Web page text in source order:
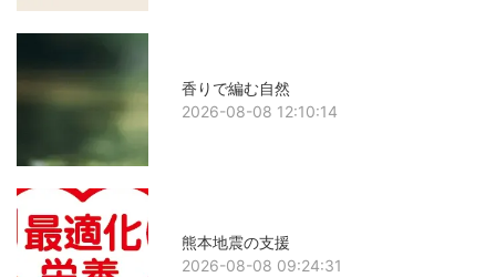
香りで編む自然
2026-08-08 12:10:14
熊本地震の支援
2026-08-08 09:24:31